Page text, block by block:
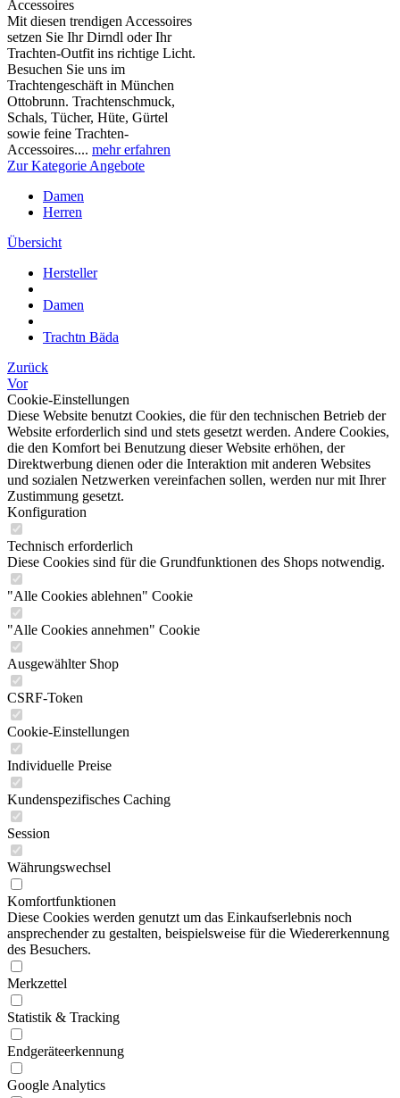
Accessoires
Mit diesen trendigen Accessoires
setzen Sie Ihr Dirndl oder Ihr
Trachten-Outfit ins richtige Licht.
Besuchen Sie uns im
Trachtengeschäft in München
Ottobrunn. Trachtenschmuck,
Schals, Tücher, Hüte, Gürtel
sowie feine Trachten-
Accessoires.... mehr erfahren
Zur Kategorie Angebote
Damen
Herren
Übersicht
Hersteller
Damen
Trachtn Bäda
Zurück
Vor
Cookie-Einstellungen
Diese Website benutzt Cookies, die für den technischen Betrieb der
Website erforderlich sind und stets gesetzt werden. Andere Cookies,
die den Komfort bei Benutzung dieser Website erhöhen, der
Direktwerbung dienen oder die Interaktion mit anderen Websites
und sozialen Netzwerken vereinfachen sollen, werden nur mit Ihrer
Zustimmung gesetzt.
Konfiguration
Technisch erforderlich
Diese Cookies sind für die Grundfunktionen des Shops notwendig.
"Alle Cookies ablehnen" Cookie
"Alle Cookies annehmen" Cookie
Ausgewählter Shop
CSRF-Token
Cookie-Einstellungen
Individuelle Preise
Kundenspezifisches Caching
Session
Währungswechsel
Komfortfunktionen
Diese Cookies werden genutzt um das Einkaufserlebnis noch
ansprechender zu gestalten, beispielsweise für die Wiedererkennung
des Besuchers.
Merkzettel
Statistik & Tracking
Endgeräteerkennung
Google Analytics